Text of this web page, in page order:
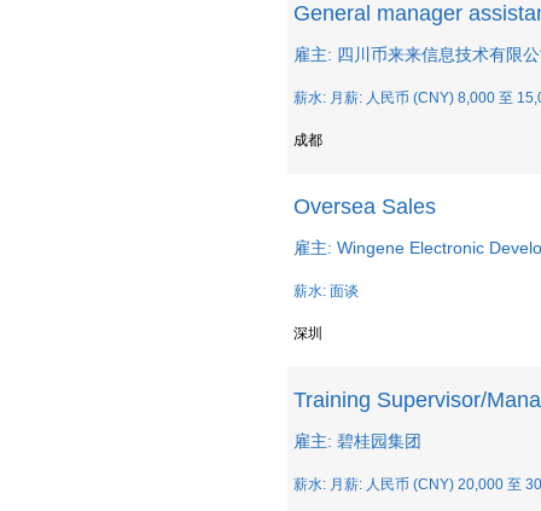
General manager
雇主: 四川币来来信息技术有限
薪水: 月薪: 人民币 (CNY) 8,000 至
成都
Oversea Sales
雇主: Wingene Electronic
薪水: 面谈
深圳
Training Supervisor/
雇主: 碧桂园集团
薪水: 月薪: 人民币 (CNY) 20,000 至